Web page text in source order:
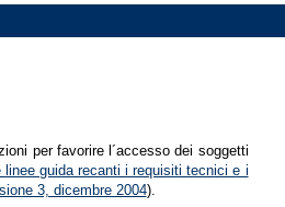
per favorire l´accesso dei soggetti
linee guida recanti i requisiti tecnici e i
3, dicembre 2004).